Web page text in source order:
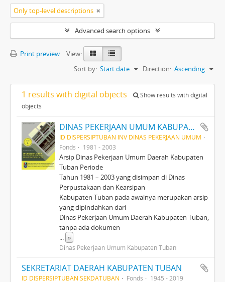
Only top-level descriptions
Advanced search options
Print preview
View:
Sort by: Start date Direction: Ascending
1 results with digital objects
Show results with digital
objects
DINAS PEKERJAAN UMUM KABUPATEN TINGKAT II TUBAN PERIODE 1981-2003
ID DISPERSIPTUBAN INV DINAS PEKERJAAN UMUM
Fonds
1981 - 2003
Arsip Dinas Pekerjaan Umum Daerah Kabupaten
Tuban Periode
Tahun 1981 – 2003 yang disimpan di Dinas
Perpustakaan dan Kearsipan
Kabupaten Tuban pada awalnya merupakan arsip
yang dipindahkan dari
Dinas Pekerjaan Umum Daerah Kabupaten Tuban,
tanpa ada dokumen
... »
Dinas Pekerjaan Umum Kabupaten Tuban
SEKRETARIAT DAERAH KABUPATEN TUBAN
ID DISPERSIPTUBAN SEKDATUBAN Fonds 1945 - 2019